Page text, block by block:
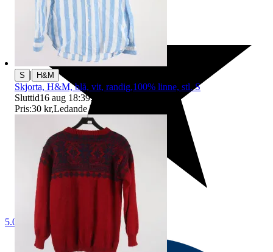
5.0
S | H&M
Skjorta, H&M, blå, vit, randig,100% linne, stl. S
Sluttid16 aug 18:39.
Pris:30 kr,Ledande bud